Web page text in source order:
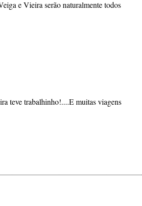
e Vieira serão naturalmente todos
teve trabalhinho!....E muitas viagens